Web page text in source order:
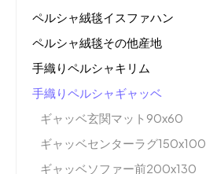
ペルシャ絨毯イスファハン
ペルシャ絨毯その他産地
手織りペルシャキリム
手織りペルシャギャッベ
ギャッベ玄関マット90x60
ギャッベセンターラグ150x100
ギャッベソファー前200x130